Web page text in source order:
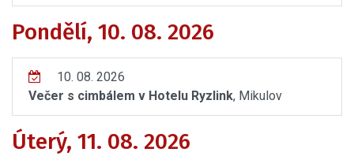
Pondělí, 10. 08. 2026
10. 08. 2026
Večer s cimbálem v Hotelu Ryzlink, Mikulov
Úterý, 11. 08. 2026